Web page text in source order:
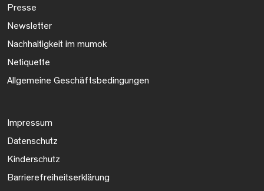
Presse
Newsletter
Nachhaltigkeit im mumok
Netiquette
Allgemeine Geschäftsbedingungen
Impressum
Datenschutz
Kinderschutz
Barrierefreiheitserklärung